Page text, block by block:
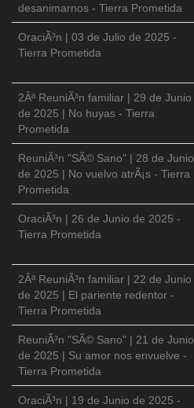
desanimarnos - Tierra Prometida
OraciÃ³n | 03 de Julio de 2025 -
Tierra Prometida
2Âª ReuniÃ³n familiar | 29 de Junio
de 2025 | No huyas - Tierra
Prometida
ReuniÃ³n "SÃ© Sano" | 28 de Junio
de 2025 | No vuelvo atrÃ¡s - Tierra
Prometida
OraciÃ³n | 26 de Junio de 2025 -
Tierra Prometida
2Âª ReuniÃ³n familiar | 22 de Junio
de 2025 | El pariente redentor -
Tierra Prometida
ReuniÃ³n "SÃ© Sano" | 21 de Junio
de 2025 | Su amor nos envuelve -
Tierra Prometida
OraciÃ³n | 19 de Junio de 2025 -